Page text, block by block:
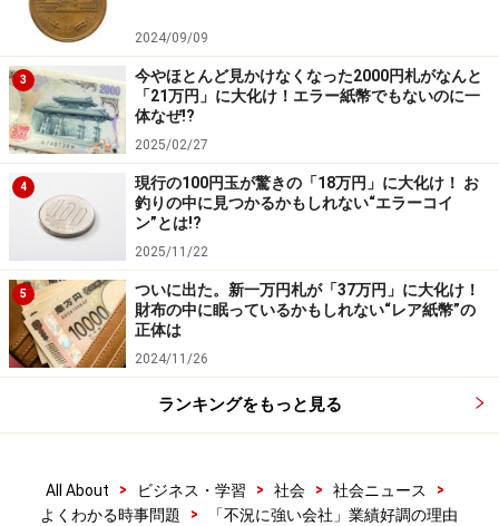
2024/09/09
3
今やほとんど見かけなくなった2000円札がなんと
「21万円」に大化け！エラー紙幣でもないのに一
体なぜ!?
2025/02/27
4
現行の100円玉が驚きの「18万円」に大化け！ お
釣りの中に見つかるかもしれない“エラーコイ
ン”とは!?
2025/11/22
5
ついに出た。新一万円札が「37万円」に大化け！
財布の中に眠っているかもしれない“レア紙幣”の
正体は
2024/11/26
ランキングをもっと見る
All About > ビジネス・学習 > 社会 > 社会ニュース
>
よくわかる時事問題
> 「不況に強い会社」業績好調の理由